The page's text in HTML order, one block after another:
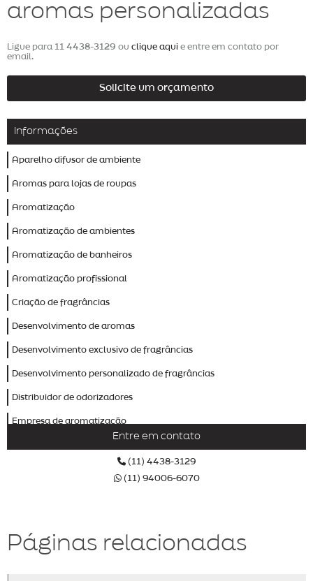
aromas personalizadas
Ligue para 11 4438-3129 ou clique aqui e entre em contato por
email.
Solicite um orçamento
Informações
Aparelho difusor de ambiente
Aromas para lojas de roupas
Aromatização
Aromatização de ambientes
Aromatização de banheiros
Aromatização profissional
Criação de fragrâncias
Desenvolvimento de aromas
Desenvolvimento exclusivo de fragrâncias
Desenvolvimento personalizado de fragrâncias
Distribuidor de odorizadores
Empresa de aromatização
Fábrica de aromas
Entre em contato
(11) 4438-3129
(11) 94006-6070
Páginas relacionadas